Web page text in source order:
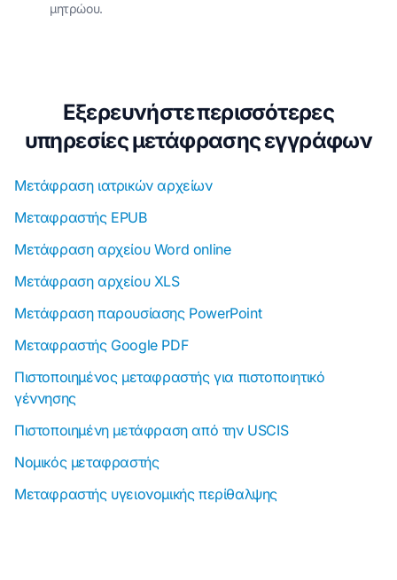
μητρώου.
Εξερευνήστε περισσότερες
υπηρεσίες μετάφρασης εγγράφων
Μετάφραση ιατρικών αρχείων
Μεταφραστής EPUB
Μετάφραση αρχείου Word online
Μετάφραση αρχείου XLS
Μετάφραση παρουσίασης PowerPoint
Μεταφραστής Google PDF
Πιστοποιημένος μεταφραστής για πιστοποιητικό
γέννησης
Πιστοποιημένη μετάφραση από την USCIS
Νομικός μεταφραστής
Μεταφραστής υγειονομικής περίθαλψης